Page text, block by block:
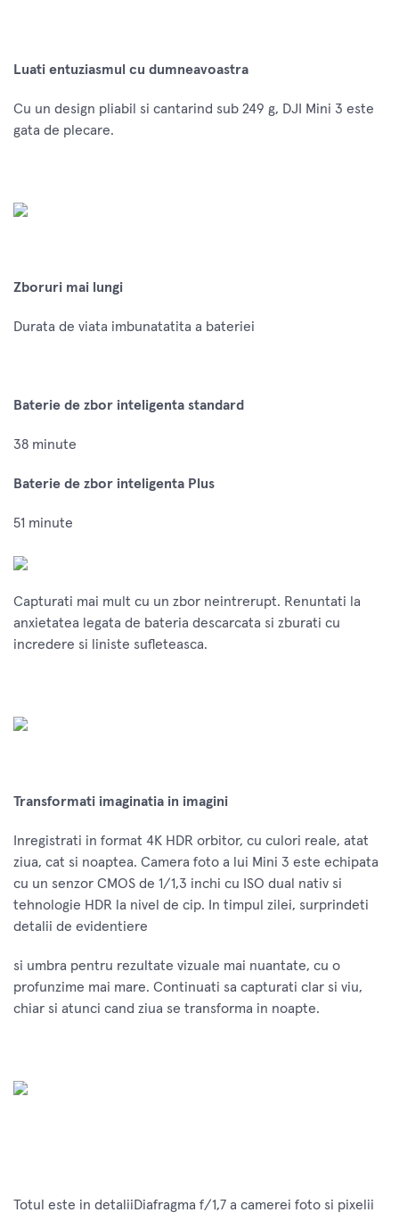
Luati entuziasmul cu dumneavoastra
Cu un design pliabil si cantarind sub 249 g, DJI Mini 3 este
gata de plecare.
Zboruri mai lungi
Durata de viata imbunatatita a bateriei
Baterie de zbor inteligenta standard
38 minute
Baterie de zbor inteligenta Plus
51 minute
Capturati mai mult cu un zbor neintrerupt. Renuntati la
anxietatea legata de bateria descarcata si zburati cu
incredere si liniste sufleteasca.
Transformati imaginatia in imagini
Inregistrati in format 4K HDR orbitor, cu culori reale, atat
ziua, cat si noaptea. Camera foto a lui Mini 3 este echipata
cu un senzor CMOS de 1/1,3 inchi cu ISO dual nativ si
tehnologie HDR la nivel de cip. In timpul zilei, surprindeti
detalii de evidentiere
si umbra pentru rezultate vizuale mai nuantate, cu o
profunzime mai mare. Continuati sa capturati clar si viu,
chiar si atunci cand ziua se transforma in noapte.
Totul este in detaliiDiafragma f/1,7 a camerei foto si pixelii